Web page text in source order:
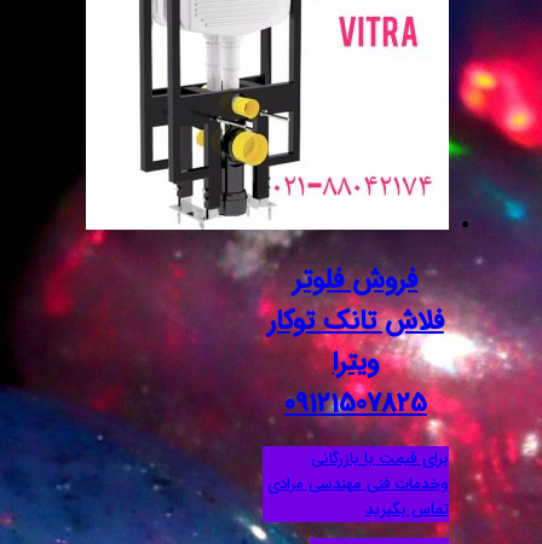
فروش فلوتر
فلاش تانک توکار
ویترا
09121507825
برای قیمت با بازرگانی
وخدمات فنی مهندسی مرادی
تماس بگیرید